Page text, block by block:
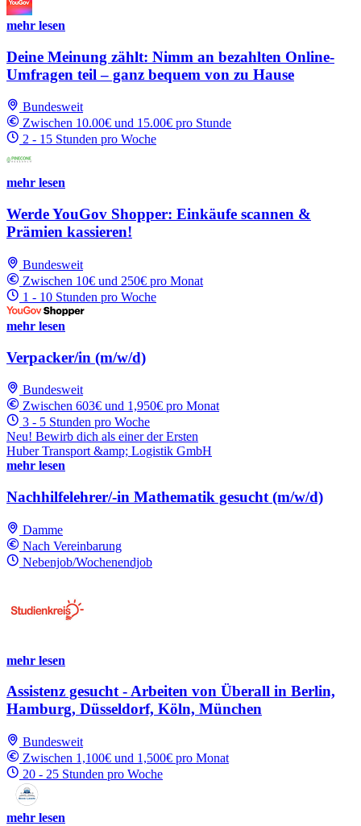
mehr lesen
Deine Meinung zählt: Nimm an bezahlten Online-
Umfragen teil – ganz bequem von zu Hause
Bundesweit
Zwischen 10.00€ und 15.00€ pro Stunde
2 - 15 Stunden pro Woche
mehr lesen
Werde YouGov Shopper: Einkäufe scannen &
Prämien kassieren!
Bundesweit
Zwischen 10€ und 250€ pro Monat
1 - 10 Stunden pro Woche
mehr lesen
Verpacker/in (m/w/d)
Bundesweit
Zwischen 603€ und 1,950€ pro Monat
3 - 5 Stunden pro Woche
Neu! Bewirb dich als einer der Ersten
Huber Transport &amp; Logistik GmbH
mehr lesen
Nachhilfelehrer/-in Mathematik gesucht (m/w/d)
Damme
Nach Vereinbarung
Nebenjob/Wochenendjob
mehr lesen
Assistenz gesucht - Arbeiten von Überall in Berlin,
Hamburg, Düsseldorf, Köln, München
Bundesweit
Zwischen 1,100€ und 1,500€ pro Monat
20 - 25 Stunden pro Woche
mehr lesen